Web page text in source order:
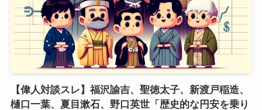
【偉人対談スレ】福沢諭吉、聖徳太子、新渡戸稲造、
樋口一葉、夏目漱石、野口英世「歴史的な円安を乗り